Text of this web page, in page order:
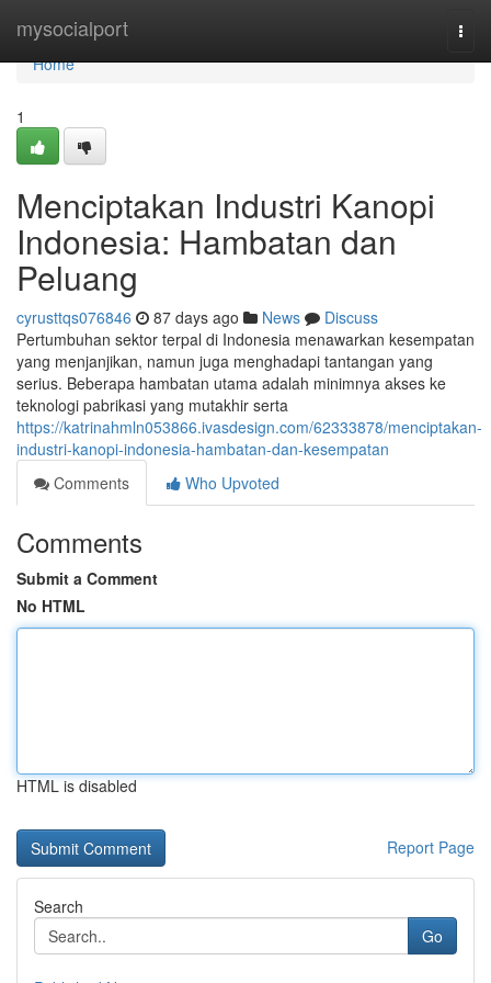
mysocialport
Home
Home
1
Menciptakan Industri Kanopi
Indonesia: Hambatan dan
Peluang
cyrusttqs076846 87 days ago News
Discuss
Pertumbuhan sektor terpal di Indonesia menawarkan kesempatan
yang menjanjikan, namun juga menghadapi tantangan yang
serius. Beberapa hambatan utama adalah minimnya akses ke
teknologi pabrikasi yang mutakhir serta
https://katrinahmln053866.ivasdesign.com/62333878/menciptakan-
industri-kanopi-indonesia-hambatan-dan-kesempatan
Comments
Who Upvoted
Comments
Submit a Comment
No HTML
HTML is disabled
Report Page
Search
Go